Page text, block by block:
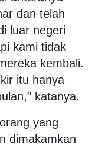
dan telah
luar negeri
kami tidak
kembali.
itu hanya
katanya.
yang
dimakamkan